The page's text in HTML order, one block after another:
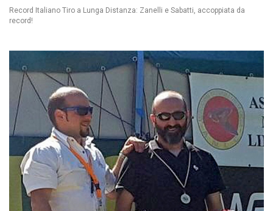
Record Italiano Tiro a Lunga Distanza: Zanelli e Sabatti, accoppiata da
record!